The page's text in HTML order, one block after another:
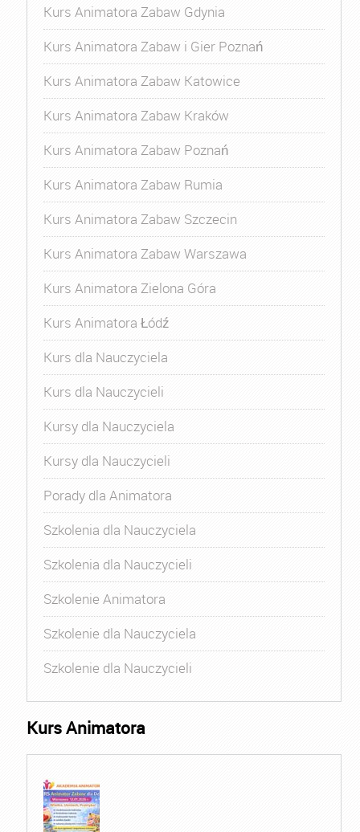
Kurs Animatora Zabaw Gdynia
Kurs Animatora Zabaw i Gier Poznań
Kurs Animatora Zabaw Katowice
Kurs Animatora Zabaw Kraków
Kurs Animatora Zabaw Poznań
Kurs Animatora Zabaw Rumia
Kurs Animatora Zabaw Szczecin
Kurs Animatora Zabaw Warszawa
Kurs Animatora Zielona Góra
Kurs Animatora Łódź
Kurs dla Nauczyciela
Kurs dla Nauczycieli
Kursy dla Nauczyciela
Kursy dla Nauczycieli
Porady dla Animatora
Szkolenia dla Nauczyciela
Szkolenia dla Nauczycieli
Szkolenie Animatora
Szkolenie dla Nauczyciela
Szkolenie dla Nauczycieli
Kurs Animatora